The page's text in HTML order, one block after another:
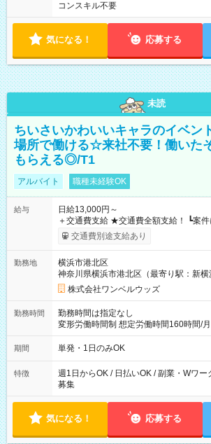
コンスキル不要
気になる！ 応募する
未読
ちいさいかわいいキャラのイベン
場所で働ける☆来社不要！働いた
もらえる◎/T1
アルバイト 職種未経験OK
給与
日給13,000円～
＋交通費支給 ★交通費全額支給！ ┗案件により規定あり ★日払
いOK！（規定あり） ┗働いたその日に
ンビニATMから 日払い分を引き落とせます！ 【試用
交通費別途支給あり
勤務地
横浜市港北区
神奈川県横浜市港北区（最寄り駅：新横
株式会社ワンベルウッズ
勤務時間
勤務時間は指定なし
変形労働時間制 想定労働時間160時間/月 【シフト例】 ・8：00
～21：00
期間 単発・1日のみOK
特徴
週1日からOK / 日払いOK / 副業・Wワ
募集
気になる！ 応募する